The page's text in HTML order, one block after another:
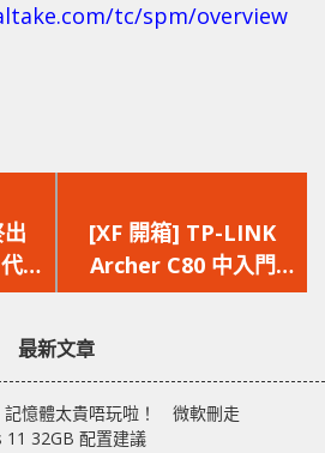
tc/spm/overview
U
一
篇
文
[XF 開箱] TP-LINK
Archer C80 中入門
AC1900 路由器登場
最新文章
記憶體太貴唔玩啦！ 微軟刪走
11 32GB 配置建議